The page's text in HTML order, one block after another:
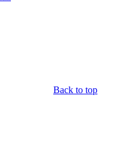
Back to top